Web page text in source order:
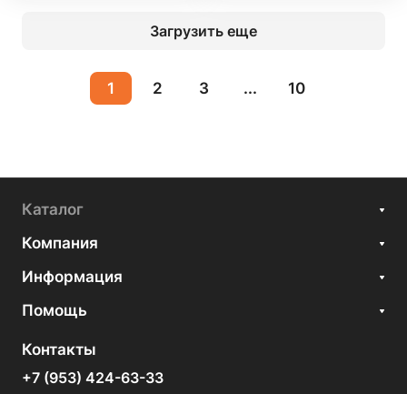
Загрузить еще
1 2 3 ... 10
Каталог
Компания
Информация
Помощь
Контакты
+7 (953) 424-63-33